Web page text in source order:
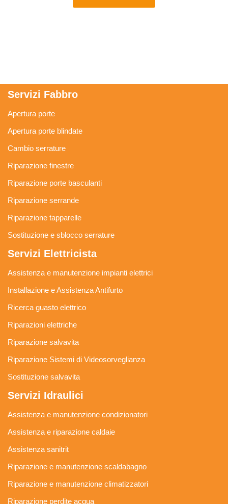
Servizi Fabbro
Apertura porte
Apertura porte blindate
Cambio serrature
Riparazione finestre
Riparazione porte basculanti
Riparazione serrande
Riparazione tapparelle
Sostituzione e sblocco serrature
Servizi Elettricista
Assistenza e manutenzione impianti elettrici
Installazione e Assistenza Antifurto
Ricerca guasto elettrico
Riparazioni elettriche
Riparazione salvavita
Riparazione Sistemi di Videosorveglianza
Sostituzione salvavita
Servizi Idraulici
Assistenza e manutenzione condizionatori
Assistenza e riparazione caldaie
Assistenza sanitrit
Riparazione e manutenzione scaldabagno
Riparazione e manutenzione climatizzatori
Riparazione perdite acqua